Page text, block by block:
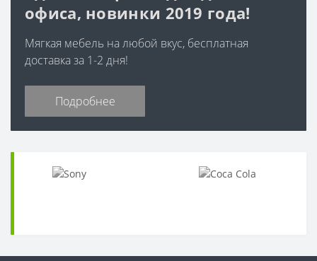
офиса, новинки 2019 года!
Мягкая мебель на любой вкус, бесплатная
доставка за 1-2 дня!
Подробнее